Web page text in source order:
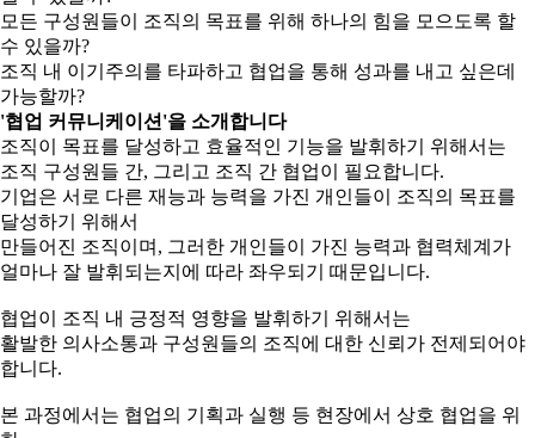
모든 구성원들이 조직의 목표를 위해 하나의 힘을 모으도록 할
수 있을까?
조직 내 이기주의를 타파하고 협업을 통해 성과를 내고 싶은데
가능할까?
'협업 커뮤니케이션'을 소개합니다
조직이 목표를 달성하고 효율적인 기능을 발휘하기 위해서는
조직 구성원들 간, 그리고 조직 간 협업이 필요합니다.
기업은 서로 다른 재능과 능력을 가진 개인들이 조직의 목표를
달성하기 위해서
만들어진 조직이며, 그러한 개인들이 가진 능력과 협력체계가
얼마나 잘 발휘되는지에 따라 좌우되기 때문입니다.
협업이 조직 내 긍정적 영향을 발휘하기 위해서는
활발한 의사소통과 구성원들의 조직에 대한 신뢰가 전제되어야
합니다.
본 과정에서는 협업의 기획과 실행 등 현장에서 상호 협업을 위